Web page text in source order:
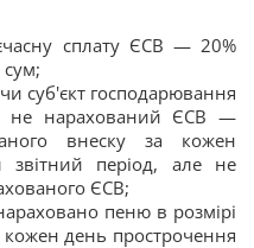
сплату ЄСВ — 20%
суб'єкт господарювання
не нарахований ЄСВ —
внеску за кожен
період, але не
ЄСВ;
пеню в розмірі
день прострочення